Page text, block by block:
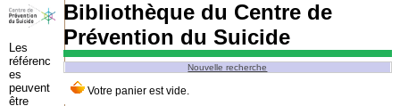
Bibliothèque du Centre de
Prévention du Suicide
Nouvelle recherche
Les
référenc
es
peuvent
être